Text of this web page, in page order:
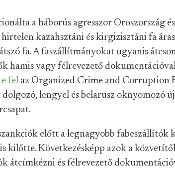
a háborús agresszor Oroszország és
kazahsztáni és kirgizisztáni fa
fa. A faszállítmányokat ugyanis
hamis vagy félrevezető
fel az Organized Crime and Corruption
dolgozó, lengyel és belarusz oknyomozó
előtt a legnagyobb fabeszállítók
kilőtte. Következésképp azok a
átcímkézni és félrevezető